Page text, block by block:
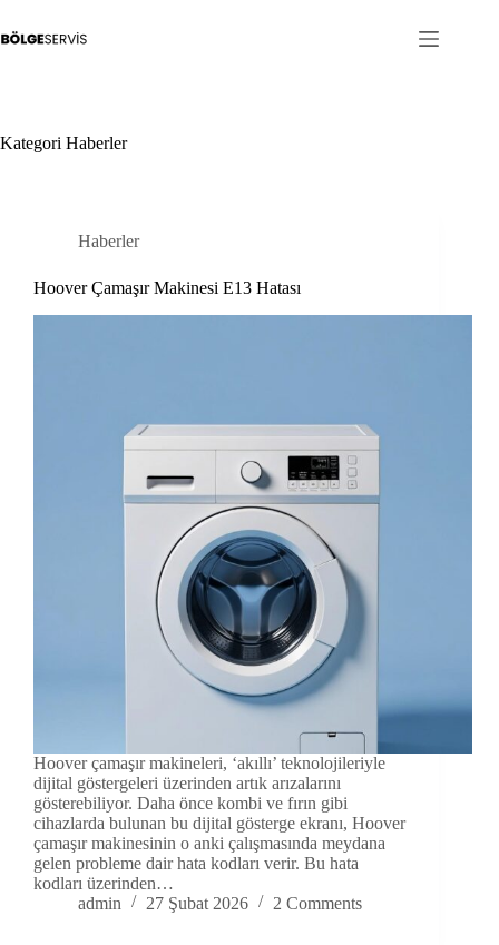
content
Kategori Haberler
Haberler
Hoover Çamaşır Makinesi E13 Hatası
Hoover çamaşır makineleri, ‘akıllı’ teknolojileriyle
dijital göstergeleri üzerinden artık arızalarını
gösterebiliyor. Daha önce kombi ve fırın gibi
cihazlarda bulunan bu dijital gösterge ekranı, Hoover
çamaşır makinesinin o anki çalışmasında meydana
gelen probleme dair hata kodları verir. Bu hata
kodları üzerinden…
admin
27 Şubat 2026 2 Comments